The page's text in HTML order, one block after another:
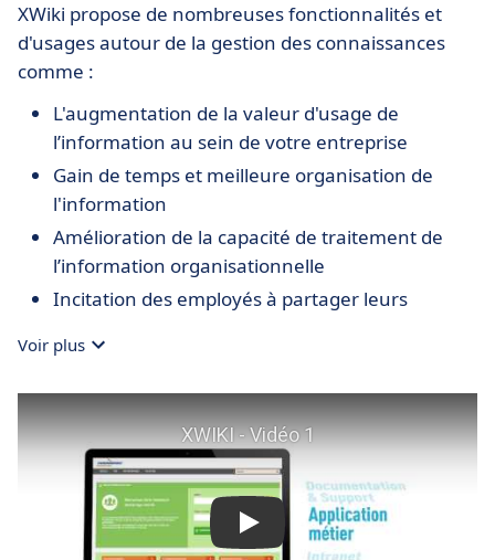
XWiki propose de nombreuses fonctionnalités et
d'usages autour de la gestion des connaissances
comme :
L'augmentation de la valeur d'usage de
l’information au sein de votre entreprise
Gain de temps et meilleure organisation de
l'information
Amélioration de la capacité de traitement de
l’information organisationnelle
Incitation des employés à partager leurs
Augmentation de la productivité au sein de
votre entreprise
Engagement des employés dans la mission de
l'entreprise
Simulation de la créativité des employés en leur
permettant de prendre des initiatives
Encouragez vos employés à mieux
Voir plus